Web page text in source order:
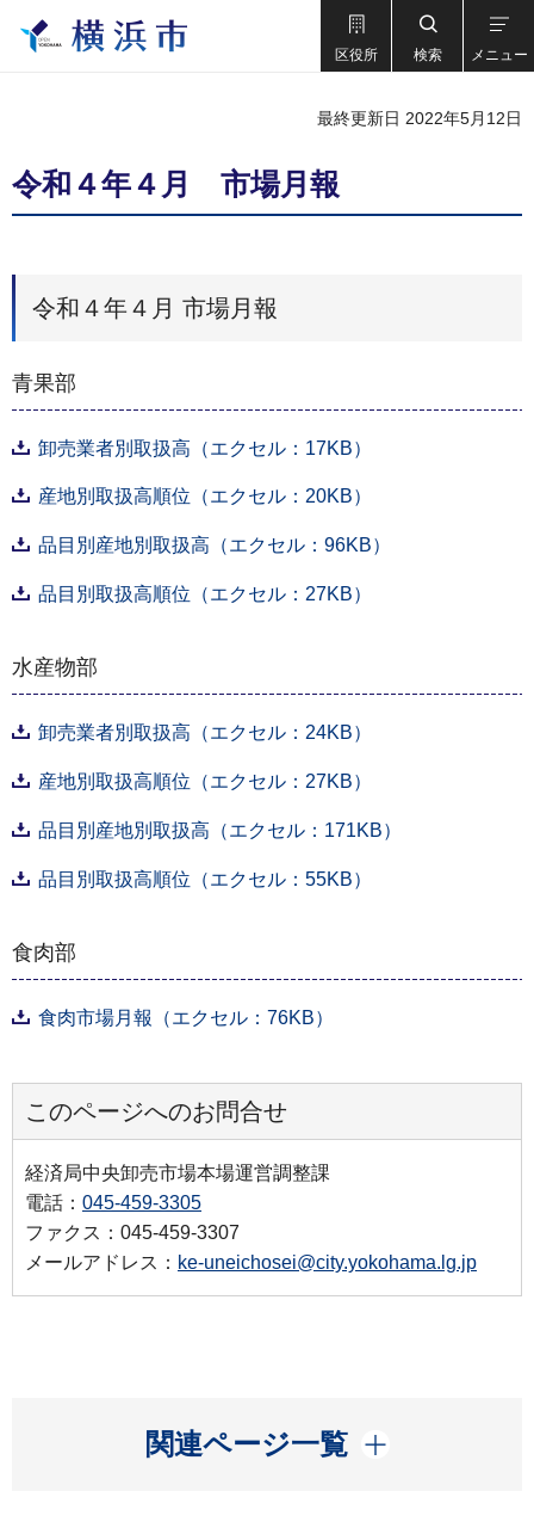
区役所 検索 メニュー
最終更新日 2022年5月12日
令和４年４月 市場月報
令和４年４月 市場月報
青果部
卸売業者別取扱高（エクセル：17KB）
産地別取扱高順位（エクセル：20KB）
品目別産地別取扱高（エクセル：96KB）
品目別取扱高順位（エクセル：27KB）
水産物部
卸売業者別取扱高（エクセル：24KB）
産地別取扱高順位（エクセル：27KB）
品目別産地別取扱高（エクセル：171KB）
品目別取扱高順位（エクセル：55KB）
食肉部
食肉市場月報（エクセル：76KB）
このページへのお問合せ
経済局中央卸売市場本場運営調整課
電話： 045-459-3305
ファクス：045-459-3307
メールアドレス： ke-uneichosei@city.yokohama.lg.jp
関連ページ一覧
開く